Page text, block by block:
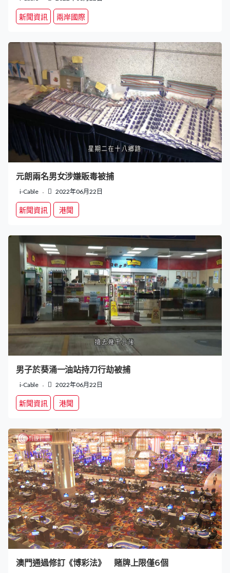
新聞資訊 兩岸國際
元朗兩名男女涉嫌販毒被捕
i-Cable 2022年06月22日
新聞資訊 港聞
男子於葵涌一油站持刀行劫被捕
i-Cable 2022年06月22日
新聞資訊 港聞
澳門通過修訂《博彩法》 賭牌上限僅6個